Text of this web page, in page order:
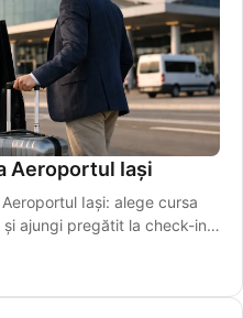
Aeroportul Iași
Iași: alege cursa
ajungi pregătit la check-in,